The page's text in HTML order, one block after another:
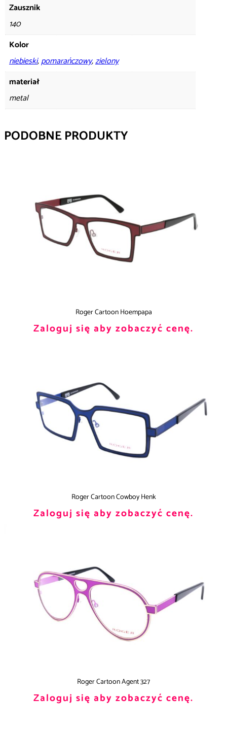
Zausznik
140
Kolor
niebieski,pomarańczowy,zielony
materiał
metal
PODOBNE PRODUKTY
Roger Cartoon Hoempapa
Zaloguj się aby zobaczyć cenę.
Roger Cartoon Cowboy Henk
Zaloguj się aby zobaczyć cenę.
Roger Cartoon Agent 327
Zaloguj się aby zobaczyć cenę.